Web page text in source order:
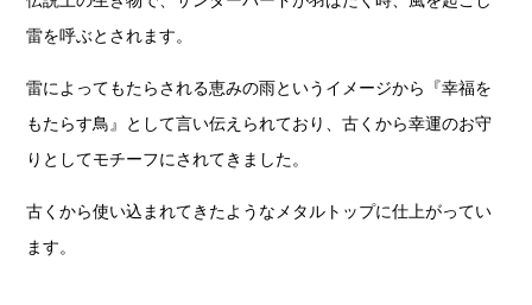
雷を呼ぶとされます。
雷によってもたらされる恵みの雨というイメージから『幸福を
もたらす鳥』として言い伝えられており、古くから幸運のお守
りとしてモチーフにされてきました。
古くから使い込まれてきたようなメタルトップに仕上がってい
ます。